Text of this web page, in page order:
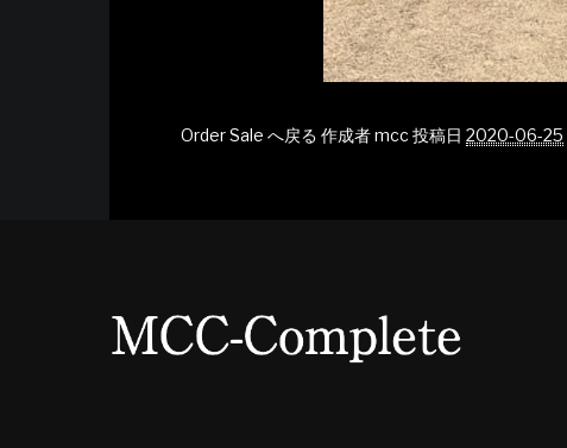
Order Sale へ戻る 作成者mcc投稿日 2020-06-25